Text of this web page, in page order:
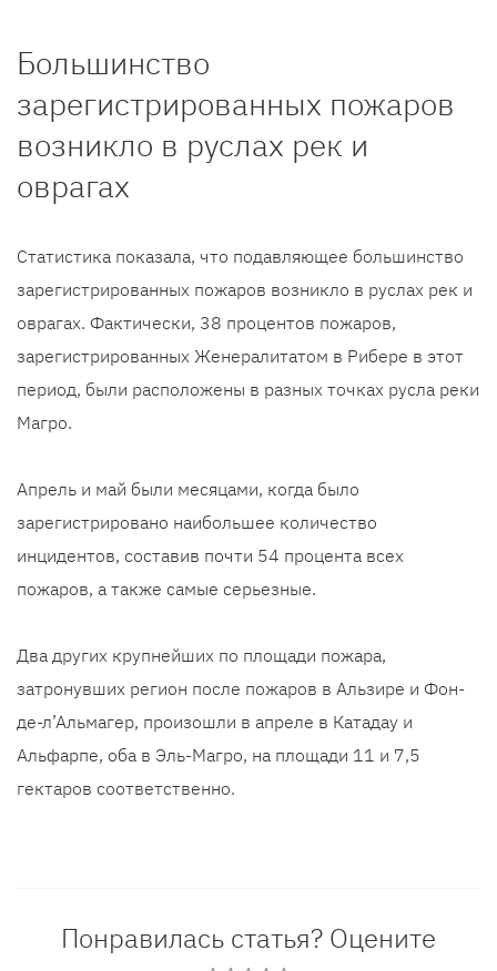
Большинство
зарегистрированных пожаров
возникло в руслах рек и
оврагах
Статистика показала, что подавляющее большинство
зарегистрированных пожаров возникло в руслах рек и
оврагах. Фактически, 38 процентов пожаров,
зарегистрированных Женералитатом в Рибере в этот
период, были расположены в разных точках русла реки
Магро.
Апрель и май были месяцами, когда было
зарегистрировано наибольшее количество
инцидентов, составив почти 54 процента всех
пожаров, а также самые серьезные.
Два других крупнейших по площади пожара,
затронувших регион после пожаров в Альзире и Фон-
де-л’Альмагер, произошли в апреле в Катадау и
Альфарпе, оба в Эль-Магро, на площади 11 и 7,5
гектаров соответственно.
Понравилась статья? Оцените